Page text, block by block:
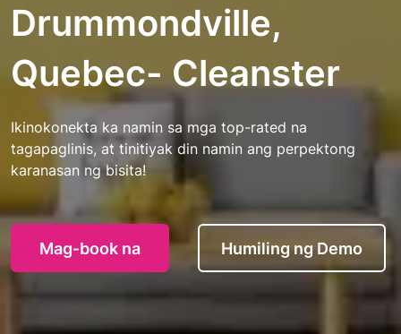
Drummondville,
Quebec- Cleanster
Ikinokonekta ka namin sa mga top-rated na
tagapaglinis, at tinitiyak din namin ang perpektong
karanasan ng bisita!
Mag-book na Humiling ng Demo